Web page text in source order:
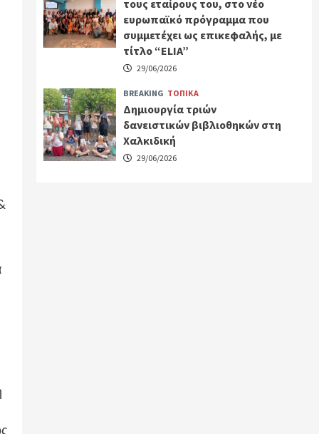
τους εταίρους του, στο νέο
ευρωπαϊκό πρόγραμμα που
συμμετέχει ως επικεφαλής, με
τίτλο “ELIA”
29/06/2026
BREAKING ΤΟΠΙΚΑ
Δημιουργία τριών
δανειστικών βιβλιοθηκών στη
Χαλκιδική
29/06/2026